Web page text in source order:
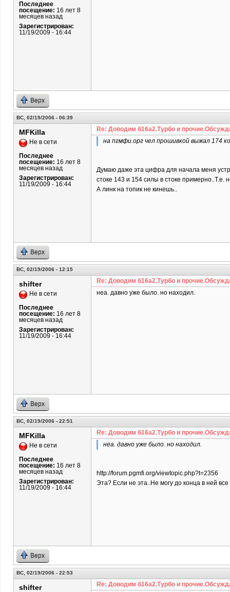
Последнее
посещение: 16 лет 8
месяцев назад
Зарегистрирован:
11/19/2009 - 16:44
Верх
ВС, 02/19/2006 - 06:39
MFKilla
Не в сети
Последнее
посещение: 16 лет 8
месяцев назад
Зарегистрирован:
11/19/2009 - 16:44
Re: Доводим б16а2.Турбо и
на пгмфи.орг чел прошивкой выжал 174
Думаю даже эта цифра для начала меня
стоке 143 и 154 силы в стоке примерно..Т.е.
А линк на топик не кинешь..
Верх
ВС, 02/19/2006 - 12:15
shifter
Не в сети
Последнее
посещение: 16 лет 8
месяцев назад
Зарегистрирован:
11/19/2009 - 16:44
Re: Доводим б16а2.Турбо и
неа. давно уже было. но находил.
Верх
ВС, 02/19/2006 - 22:51
MFKilla
Не в сети
Последнее
посещение: 16 лет 8
месяцев назад
Зарегистрирован:
11/19/2009 - 16:44
Re: Доводим б16а2.Турбо и
неа. давно уже было. но находил.
http://forum.pgmfi.org/viewtopic.php?t=2356
Эта? Если не эта..Не могу до конца в ней
Верх
ВС, 02/19/2006 - 22:53
shifter
Re: Доводим б16а2.Турбо и